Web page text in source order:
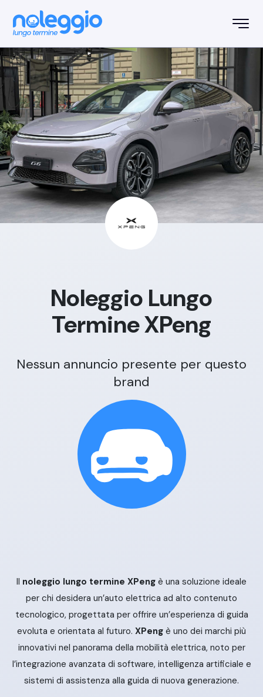
Noleggio Lungo
TermineXPeng
Nessun annuncio presente per questo
brand
Il noleggio lungo termine XPeng è una soluzione ideale
per chi desidera un’auto elettrica ad alto contenuto
tecnologico, progettata per offrire un’esperienza di guida
evoluta e orientata al futuro. XPeng è uno dei marchi più
innovativi nel panorama della mobilità elettrica, noto per
l’integrazione avanzata di software, intelligenza artificiale e
sistemi di assistenza alla guida di nuova generazione.